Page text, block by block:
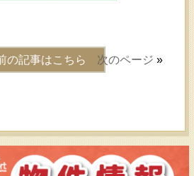
次のページ »
の記事はこちら